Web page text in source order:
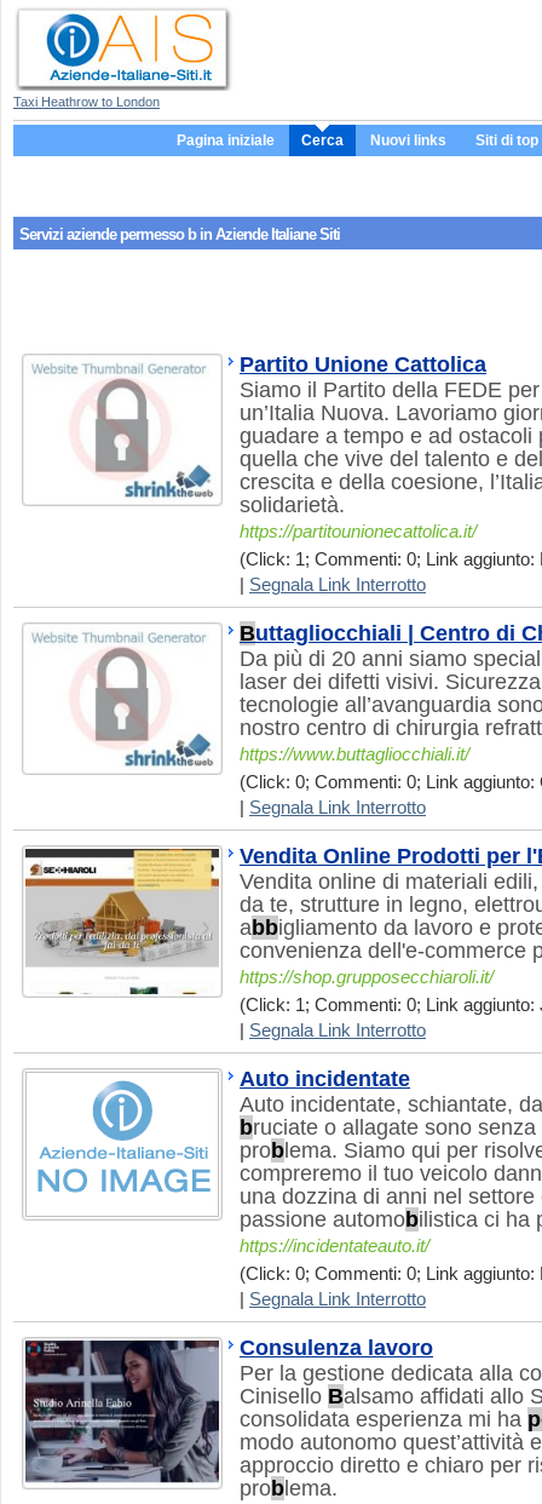
Taxi Heathrow to London
Pagina iniziale Cerca Nuovi links Siti di top
Servizi aziende permesso bin Aziende Italiane Siti
Partito Unione Cattolica
Siamo il Partito della FEDE
un’Italia Nuova. Lavoriamo
guadare a tempo e ad ostacoli
quella che vive del talento e
crescita e della coesione,
solidarietà.
https://partitounionecattolica.it/
(Click: 1; Commenti: 0; Link aggiunto:
Segnala Link Interrotto
Buttagliocchiali | Centro di
Da più di 20 anni siamo
laser dei difetti visivi.
tecnologie all’avanguardia
nostro centro di chirurgia
https://www.buttagliocchiali.it/
(Click: 0; Commenti: 0; Link aggiunto:
Segnala Link Interrotto
Vendita Online Prodotti per
Vendita online di materiali
da te, strutture in legno,
abbigliamento da lavoro e
convenienza dell'e-commerce
https://shop.grupposecchiaroli.it/
(Click: 1; Commenti: 0; Link aggiunto:
Segnala Link Interrotto
Auto incidentate
Auto incidentate, schiantate,
bruciate o allagate sono senza
prob lema. Siamo qui per
compreremo il tuo veicolo
una dozzina di anni nel
passione automobilistica ci ha
https://incidentateauto.it/
(Click: 0; Commenti: 0; Link aggiunto:
Segnala Link Interrotto
Consulenza lavoro
Per la gestione dedicata alla
Cinisello Balsamo affidati allo
consolidata esperienza mi ha
modo autonomo quest’attività
approccio diretto e chiaro per
prob lema.